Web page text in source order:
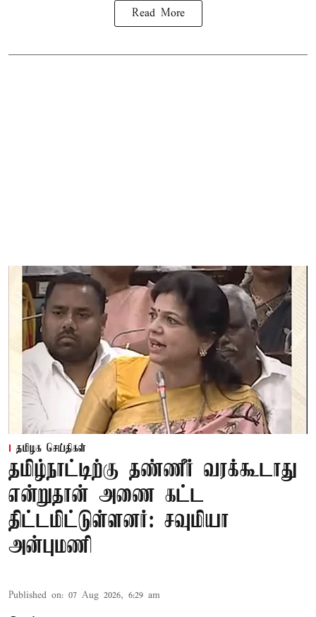
Read More
தமிழக செய்திகள்
தமிழ்நாட்டிற்கு தண்ணீர் வரக்கூடாது
என்றுதான் அணை கட்ட
திட்டமிட்டுள்ளனர்: சவுமியா
அன்புமணி
Published on: 07 Aug 2026, 6:29 am